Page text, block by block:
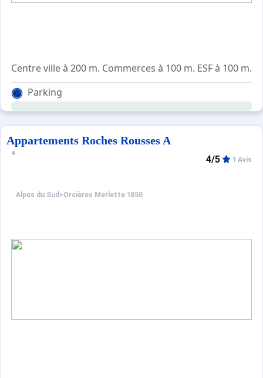
Centre ville à 200 m. Commerces à 100 m. ESF à 100 m.
Toutes les pièces à vivre sont exposés plein sud.
Proches commerces et restaurants.
Parking
Appartements Roches Rousses A
Alpes du Sud >Orcières Merlette 1850
4/5 1 Avis